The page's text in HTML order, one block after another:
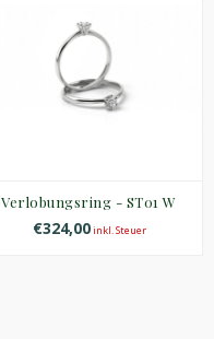
Verlobungsring - ST01 W
€324,00inkl. Steuer